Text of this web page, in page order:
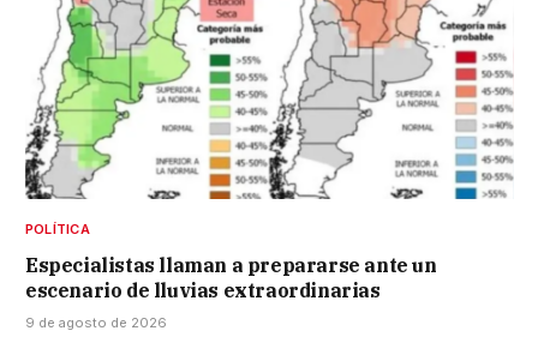
POLÍTICA
Especialistas llaman a prepararse ante un
escenario de lluvias extraordinarias
9 de agosto de 2026